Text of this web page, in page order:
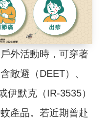
外活動時，可穿著
敵避（DEET）、
伊默克（IR-3535）
產品。若近期曾赴